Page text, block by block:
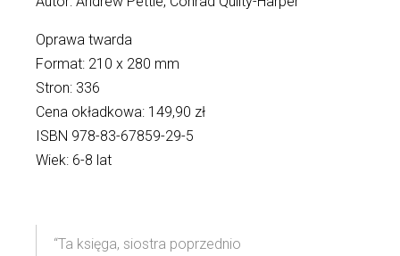
Oprawa twarda
Format: 210 x 280 mm
Stron: 336
Cena okładkowa: 149,90 zł
ISBN 978-83-67859-29-5
Wiek: 6-8 lat
“Ta księga, siostra poprzednio